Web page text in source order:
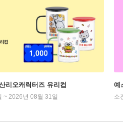
리오캐릭터즈 유리컵
~ 2026년 08월 31일
예
소